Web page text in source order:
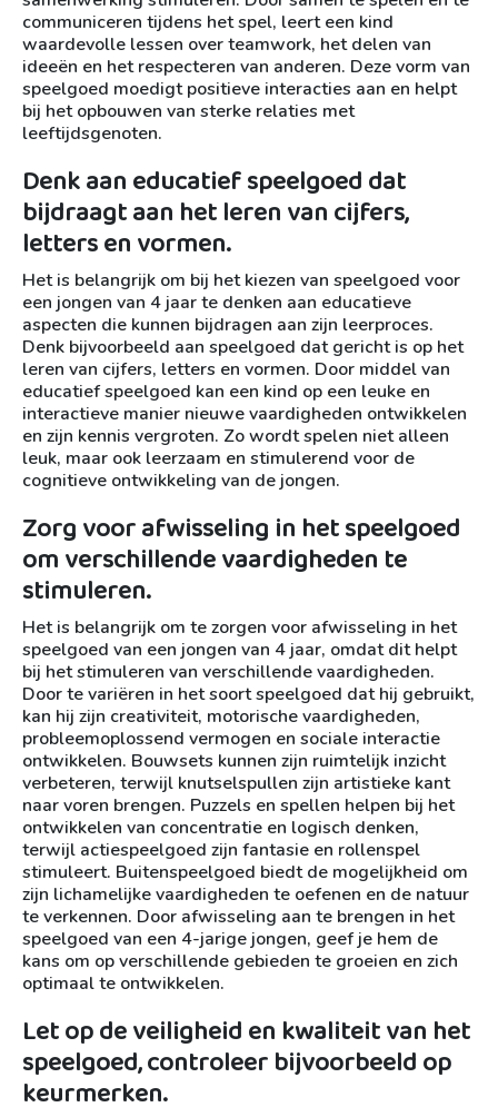
communiceren tijdens het spel, leert een kind
waardevolle lessen over teamwork, het delen van
ideeën en het respecteren van anderen. Deze vorm van
speelgoed moedigt positieve interacties aan en helpt
bij het opbouwen van sterke relaties met
leeftijdsgenoten.
Denk aan educatief speelgoed dat
bijdraagt aan het leren van cijfers,
letters en vormen.
Het is belangrijk om bij het kiezen van speelgoed voor
een jongen van 4 jaar te denken aan educatieve
aspecten die kunnen bijdragen aan zijn leerproces.
Denk bijvoorbeeld aan speelgoed dat gericht is op het
leren van cijfers, letters en vormen. Door middel van
educatief speelgoed kan een kind op een leuke en
interactieve manier nieuwe vaardigheden ontwikkelen
en zijn kennis vergroten. Zo wordt spelen niet alleen
leuk, maar ook leerzaam en stimulerend voor de
cognitieve ontwikkeling van de jongen.
Zorg voor afwisseling in het speelgoed
om verschillende vaardigheden te
stimuleren.
Het is belangrijk om te zorgen voor afwisseling in het
speelgoed van een jongen van 4 jaar, omdat dit helpt
bij het stimuleren van verschillende vaardigheden.
Door te variëren in het soort speelgoed dat hij gebruikt,
kan hij zijn creativiteit, motorische vaardigheden,
probleemoplossend vermogen en sociale interactie
ontwikkelen. Bouwsets kunnen zijn ruimtelijk inzicht
verbeteren, terwijl knutselspullen zijn artistieke kant
naar voren brengen. Puzzels en spellen helpen bij het
ontwikkelen van concentratie en logisch denken,
terwijl actiespeelgoed zijn fantasie en rollenspel
stimuleert. Buitenspeelgoed biedt de mogelijkheid om
zijn lichamelijke vaardigheden te oefenen en de natuur
te verkennen. Door afwisseling aan te brengen in het
speelgoed van een 4-jarige jongen, geef je hem de
kans om op verschillende gebieden te groeien en zich
optimaal te ontwikkelen.
Let op de veiligheid en kwaliteit van het
speelgoed, controleer bijvoorbeeld op
keurmerken.